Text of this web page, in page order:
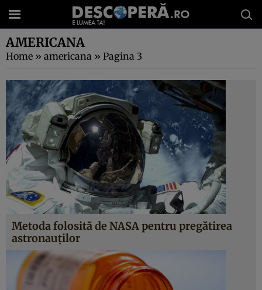
AMERICANA
Home » americana » Pagina 3
Metoda folosită de NASA pentru pregătirea
astronauţilor